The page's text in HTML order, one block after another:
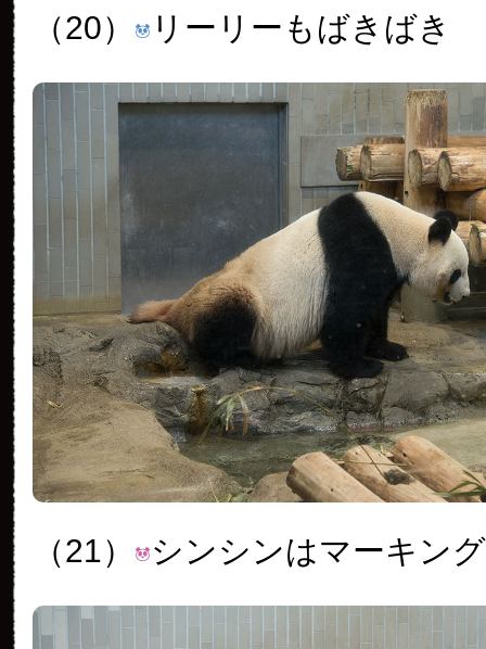
（20） リーリーもばきばき
（21） シンシンはマーキング